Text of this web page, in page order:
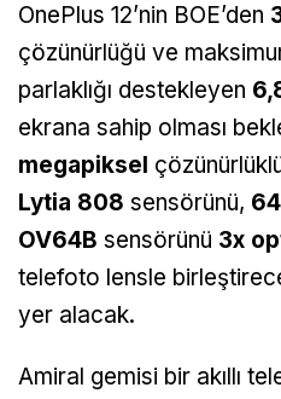
OnePlus 12’nin BOE’den
çözünürlüğü ve
parlaklığı destekleyen
ekrana sahip olması
megapiksel
Lytia 808 sensörünü,
OV64B sensörünü 3x
telefoto lensle
yer alacak.
Amiral gemisi bir akıllı